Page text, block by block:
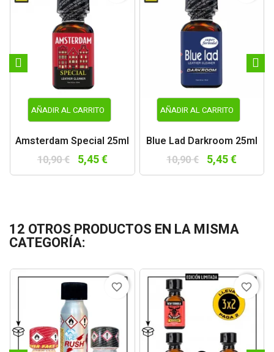
AÑADIR AL CARRITO
Amsterdam Special 25ml
10,90 € 5,45 €
AÑADIR AL CARRITO
Blue Lad Darkroom 25ml
10,90 € 5,45 €
12 OTROS PRODUCTOS EN LA MISMA
CATEGORÍA:
favorite_border favorite_border